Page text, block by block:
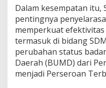
Dalam kesempatan itu,
pentingnya
memperkuat
termasuk di bidang
perubahan status
Daerah (BUMD) dari
menjadi Perseroan